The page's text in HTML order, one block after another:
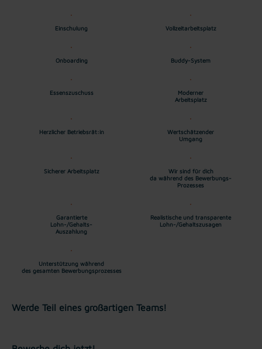
Einschulung Vollzeitarbeitsplatz
Onboarding Buddy-System
Essenszuschuss
Moderner
Arbeitsplatz
Herzlicher Betriebsrät:in
Wertschätzender
Umgang
Sicherer Arbeitsplatz
Wir sind für dich
da während des Bewerbungs-
Prozesses
Garantierte
Lohn-/Gehalts-
Auszahlung
Realistische und transparente
Lohn-/Gehaltszusagen
Unterstützung während
des gesamten Bewerbungsprozesses
Werde Teil eines großartigen Teams!